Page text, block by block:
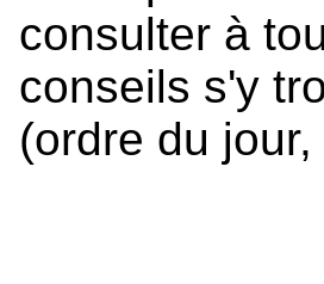
consulter à
conseils s'y
(ordre du